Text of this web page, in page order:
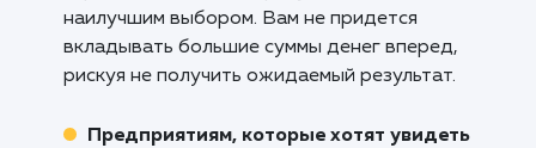
работу над вашим проектом и привести
успеху.
Кому подходит данный продукт?